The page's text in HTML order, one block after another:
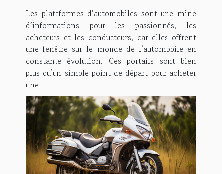
dédiée à l'automobile ?
Les plateformes d’automobiles sont une mine
d’informations pour les passionnés, les
acheteurs et les conducteurs, car elles offrent
une fenêtre sur le monde de l’automobile en
constante évolution. Ces portails sont bien
plus qu’un simple point de départ pour acheter
une...